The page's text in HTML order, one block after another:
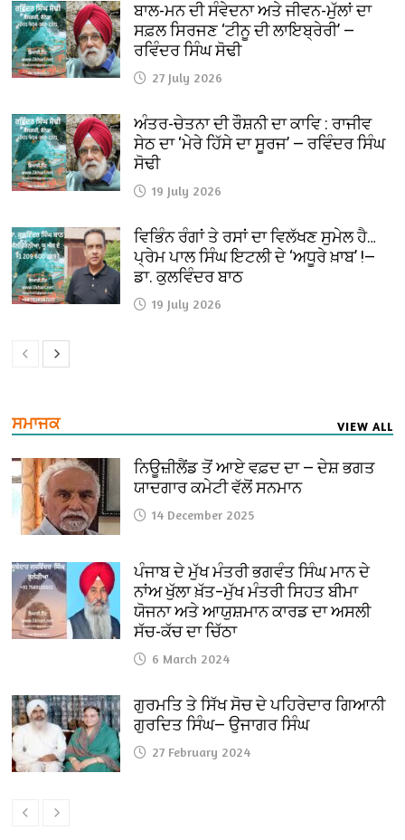
ਬਾਲ-ਮਨ ਦੀ ਸੰਵੇਦਨਾ ਅਤੇ ਜੀਵਨ-ਮੁੱਲਾਂ ਦਾ
ਸਫ਼ਲ ਸਿਰਜਣ ‘ਟੀਨੂ ਦੀ ਲਾਇਬ੍ਰੇਰੀ’ —
ਰਵਿੰਦਰ ਸਿੰਘ ਸੋਢੀ
27 July 2026
ਅੰਤਰ-ਚੇਤਨਾ ਦੀ ਰੌਸ਼ਨੀ ਦਾ ਕਾਵਿ : ਰਾਜੀਵ
ਸੇਠ ਦਾ ‘ਮੇਰੇ ਹਿੱਸੇ ਦਾ ਸੂਰਜ’ — ਰਵਿੰਦਰ ਸਿੰਘ
ਸੋਢੀ
19 July 2026
ਵਿਭਿੰਨ ਰੰਗਾਂ ਤੇ ਰਸਾਂ ਦਾ ਵਿਲੱਖਣ ਸੁਮੇਲ ਹੈ…
ਪ੍ਰੇਮ ਪਾਲ ਸਿੰਘ ਇਟਲੀ ਦੇ ‘ਅਧੂਰੇ ਖ਼ਾਬ’ !—
ਡਾ. ਕੁਲਵਿੰਦਰ ਬਾਠ
19 July 2026
ਸਮਾਜਕ VIEW ALL
ਨਿਊਜ਼ੀਲੈਂਡ ਤੋਂ ਆਏ ਵਫ਼ਦ ਦਾ — ਦੇਸ਼ ਭਗਤ
ਯਾਦਗਾਰ ਕਮੇਟੀ ਵੱਲੋਂ ਸਨਮਾਨ
14 December 2025
ਪੰਜਾਬ ਦੇ ਮੁੱਖ ਮੰਤਰੀ ਭਗਵੰਤ ਸਿੰਘ ਮਾਨ ਦੇ
ਨਾਂਅ ਖੁੱਲਾ ਖ਼ੱਤ–ਮੁੱਖ ਮੰਤਰੀ ਸਿਹਤ ਬੀਮਾ
ਯੋਜਨਾ ਅਤੇ ਆਯੁਸ਼ਮਾਨ ਕਾਰਡ ਦਾ ਅਸਲੀ
ਸੱਚ-ਕੱਚ ਦਾ ਚਿੱਠਾ
6 March 2024
ਗੁਰਮਤਿ ਤੇ ਸਿੱਖ ਸੋਚ ਦੇ ਪਹਿਰੇਦਾਰ ਗਿਆਨੀ
ਗੁਰਦਿਤ ਸਿੰਘ— ਉਜਾਗਰ ਸਿੰਘ
27 February 2024